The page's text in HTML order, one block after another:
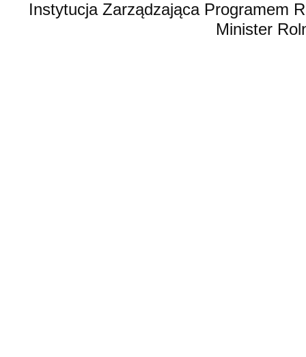
Instytucja Zarządzająca Programem
Minister